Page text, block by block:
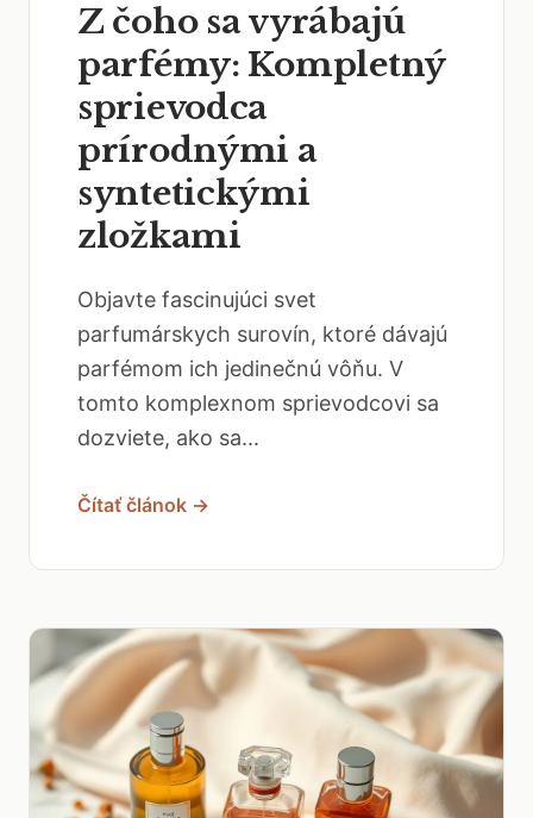
Z čoho sa vyrábajú
parfémy: Kompletný
sprievodca
prírodnými a
syntetickými
zložkami
Objavte fascinujúci svet
parfumárskych surovín, ktoré dávajú
parfémom ich jedinečnú vôňu. V
tomto komplexnom sprievodcovi sa
dozviete, ako sa...
Čítať článok →